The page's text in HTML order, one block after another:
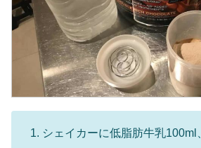
シェイカーに低脂肪牛乳100ml